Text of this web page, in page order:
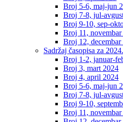
Broj 5-6, maj-jun
Broj 7-8, jul-
Broj 9-10, sep-
Broj 11, novembar
Broj 12, decembar
Sadržaj časopisa za 2024.
Broj 1-2, januar-
Broj 3, mart 2024
Broj 4, april 2024
Broj 5-6, maj-jun
Broj 7-8, jul-
Broj 9-10,
Broj 11,